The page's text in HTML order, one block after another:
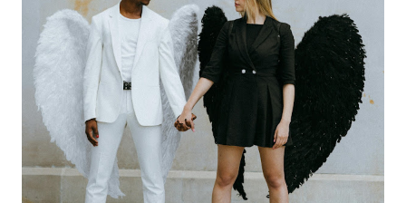
y gesto de derrota e impotencia mientras jóvenes nazis
uniformados cantan “El futuro nos pertenece” y poco a
poco se van sumando todas, absolutamente todas, las
personas que estaban en aquel parque público una dulce
tarde de verano. El anciano, que ni canta ni pronuncia
palabra alguna, afirmaba con los ojos y la cabeza, “han
vuelto, otra vez, imparables, y la gente los recibe y son su
eco cómplice y entusiasta …” La productividad, el ahorro de